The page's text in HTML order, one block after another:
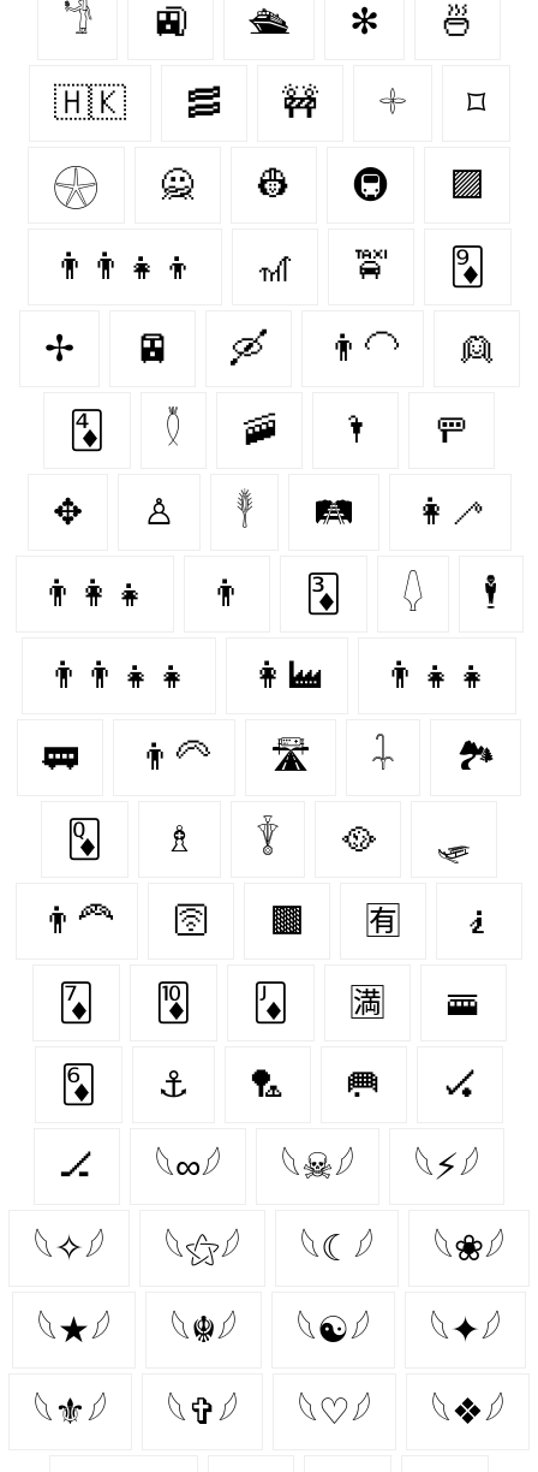
𓁙 🚉 🛳 ✻ 🍜
🇭🇰 🥓 🚧 𓇬 ⌑
𓇽 🙅‍ 👷‍ 🚇 🟪
👨‍👨‍👧‍👦 🎢 🚖 🃉
✢ 🚈 🛶 👨‍🦲 👱‍
🃄 𓇟 🚠 🌂 🚥
✥ ♙ 𓇣 🛤 👩‍🦯
👨‍👩‍👧 👨‍ 🃃 𓆭 🕴️
👨‍👨‍👧‍👧 👩‍🏭 👨‍👧‍👧
🚃 👨‍🦳 🛣 𓇑 🏞
🃍 ♗ 𓇊 🥘 🛷
👨‍🦰 🛜 🟫 🈶 🧎‍️
🃇 🃊 🃋 🈵 🚟
🃆 ⚓️ 🏸 🥅 🏑
🏒 𓆩∞𓆪 𓆩☠𓆪 𓆩⚡𓆪
𓆩✧𓆪 𓆩⚝𓆪 𓆩☾𓆪 𓆩❀𓆪
𓆩★𓆪 𓆩☬𓆪 𓆩☯𓆪 𓆩✦𓆪
𓆩⚜𓆪 𓆩✞𓆪 𓆩♡𓆪 𓆩❖𓆪